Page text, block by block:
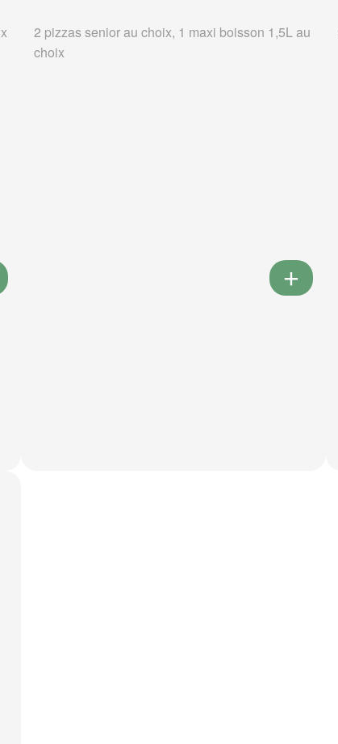
2 pizzas senior au choix, 1 maxi boisson 1,5L au
choix